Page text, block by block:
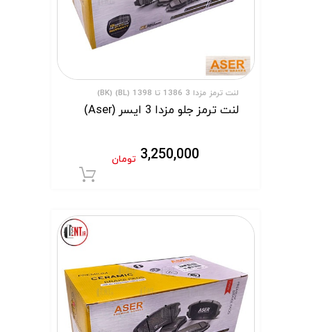
لنت ترمز مزدا 3 1386 تا 1398 (BL) (BK)
لنت ترمز جلو مزدا 3 ایسر (Aser)
3,250,000 تومان